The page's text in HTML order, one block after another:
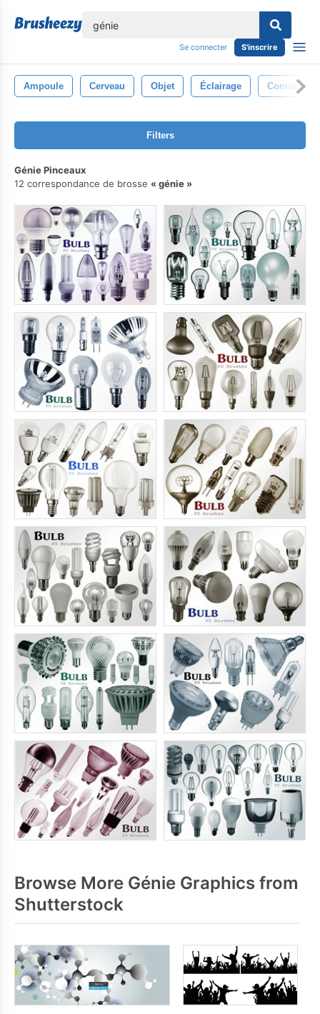
Se connecter S'inscrire
Ampoule Cerveau Objet Éclairage
Filters
Génie Pinceaux
12 correspondance de brosse
génie
Browse More Génie Graphics from
Shutterstock